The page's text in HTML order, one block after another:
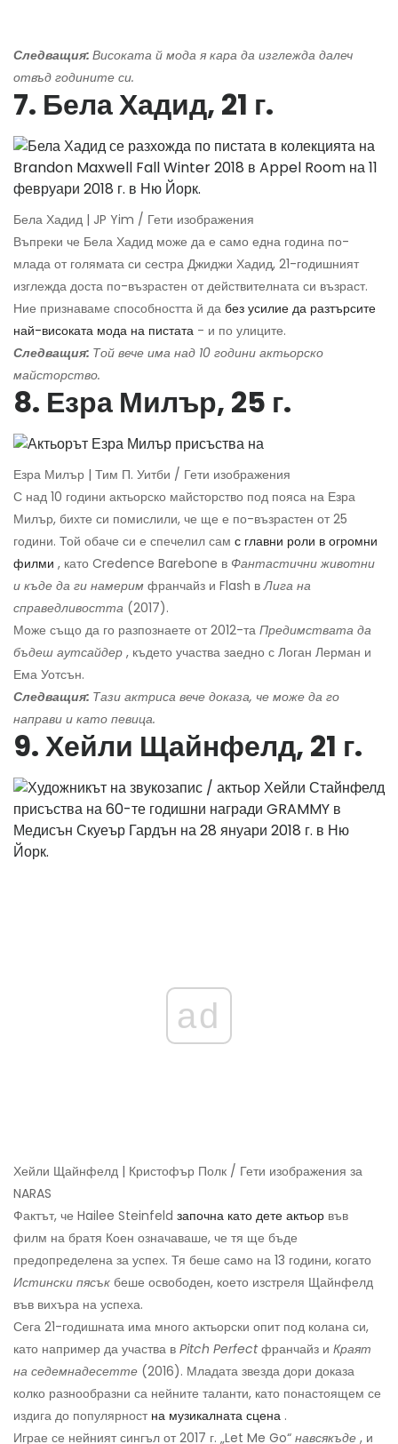
Следващия: Високата й мода я кара да изглежда далеч
отвъд годините си.
7. Бела Хадид, 21 г.
Бела Хадид | JP Yim / Гети изображения
Въпреки че Бела Хадид може да е само една година по-
млада от голямата си сестра Джиджи Хадид, 21-годишният
изглежда доста по-възрастен от действителната си възраст.
Ние признаваме способността й да без усилие да разтърсите
най-високата мода на пистата - и по улиците.
Следващия: Той вече има над 10 години актьорско
майсторство.
8. Езра Милър, 25 г.
Езра Милър | Тим П. Уитби / Гети изображения
С над 10 години актьорско майсторство под пояса на Езра
Милър, бихте си помислили, че ще е по-възрастен от 25
години. Той обаче си е спечелил сам с главни роли в огромни
филми , като Credence Barebone в Фантастични животни
и къде да ги намерим франчайз и Flash вЛига на
справедливостта (2017).
Може също да го разпознаете от 2012-та Предимствата да
бъдеш аутсайдер , където участва заедно с Логан Лерман и
Ема Уотсън.
Следващия: Тази актриса вече доказа, че може да го
направи и като певица.
9. Хейли Щайнфелд, 21 г.
ad
Хейли Щайнфелд | Кристофър Полк / Гети изображения за
NARAS
Фактът, че Hailee Steinfeld започна като дете актьор във
филм на братя Коен означаваше, че тя ще бъде
предопределена за успех. Тя беше само на 13 години, когато
Истински пясък беше освободен, което изстреля Щайнфелд
във вихъра на успеха.
Сега 21-годишната има много актьорски опит под колана си,
като например да участва в Pitch Perfectфранчайз и Краят
на седемнадесетте (2016). Младата звезда дори доказа
колко разнообразни са нейните таланти, като понастоящем се
издига до популярност на музикалната сцена .
Играе се нейният сингъл от 2017 г. „Let Me Go“ навсякъде , и